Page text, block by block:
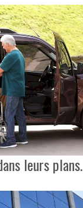
leurs plans.